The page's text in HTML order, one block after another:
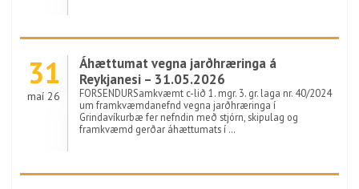
31
maí 26
Áhættumat vegna jarðhræringa á
Reykjanesi – 31.05.2026
FORSENDURSamkvæmt c-lið 1. mgr. 3. gr. laga nr. 40/2024
um framkvæmdanefnd vegna jarðhræringa í
Grindavíkurbæ fer nefndin með stjórn, skipulag og
framkvæmd gerðar áhættumats í …